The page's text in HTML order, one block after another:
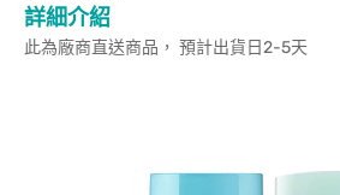
詳細介紹
此為廠商直送商品， 預計出貨日2-5天